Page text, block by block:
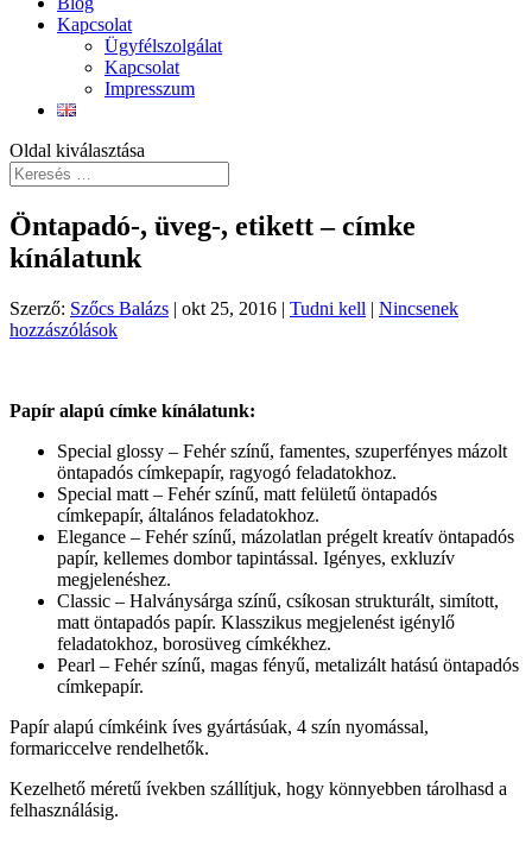
Kapcsolat
Ügyfélszolgálat
Kapcsolat
Impresszum
Oldal kiválasztása
Öntapadó-, üveg-, etikett – címke
kínálatunk
Szerző: Szőcs Balázs | okt 25, 2016 | Tudni kell | Nincsenek
hozzászólások
Papír alapú címke kínálatunk:
Special glossy – Fehér színű, famentes, szuperfényes mázolt
öntapadós címkepapír, ragyogó feladatokhoz.
Special matt – Fehér színű, matt felületű öntapadós
címkepapír, általános feladatokhoz.
Elegance – Fehér színű, mázolatlan prégelt kreatív öntapadós
papír, kellemes dombor tapintással. Igényes, exkluzív
megjelenéshez.
Classic – Halványsárga színű, csíkosan strukturált, simított,
matt öntapadós papír. Klasszikus megjelenést igénylő
feladatokhoz, borosüveg címkékhez.
Pearl – Fehér színű, magas fényű, metalizált hatású öntapadós
címkepapír.
Papír alapú címkéink íves gyártásúak, 4 szín nyomással,
formariccelve rendelhetők.
Kezelhető méretű ívekben szállítjuk, hogy könnyebben tárolhasd a
felhasználásig.